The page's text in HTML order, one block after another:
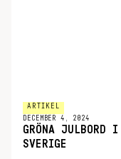
ARTIKEL
DECEMBER 4, 2024
GRÖNA JULBORD I
SVERIGE